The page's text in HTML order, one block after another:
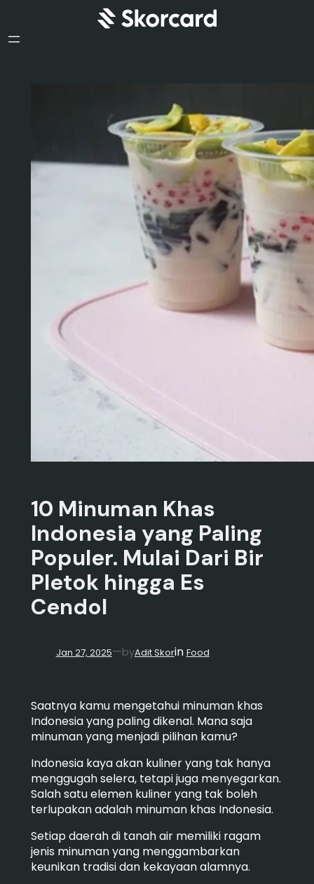
10 Minuman Khas
Indonesia yang Paling
Populer. Mulai Dari Bir
Pletok hingga Es
Cendol
Jan 27, 2025—byAdit Skorin Food
Saatnya kamu mengetahui minuman khas
Indonesia yang paling dikenal. Mana saja
minuman yang menjadi pilihan kamu?
Indonesia kaya akan kuliner yang tak hanya
menggugah selera, tetapi juga menyegarkan.
Salah satu elemen kuliner yang tak boleh
terlupakan adalah minuman khas Indonesia.
Setiap daerah di tanah air memiliki ragam
jenis minuman yang menggambarkan
keunikan tradisi dan kekayaan alamnya.